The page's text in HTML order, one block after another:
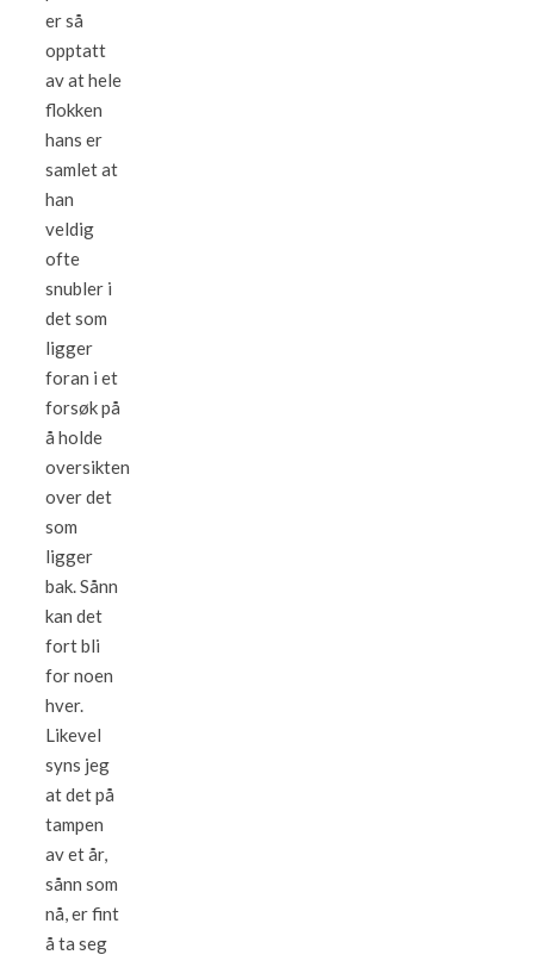
er så
opptatt
av at hele
flokken
hans er
samlet at
han
veldig
ofte
snubler i
det som
ligger
foran i et
forsøk på
å holde
oversikten
over det
som
ligger
bak. Sånn
kan det
fort bli
for noen
hver.
Likevel
syns jeg
at det på
tampen
av et år,
sånn som
nå, er fint
å ta seg